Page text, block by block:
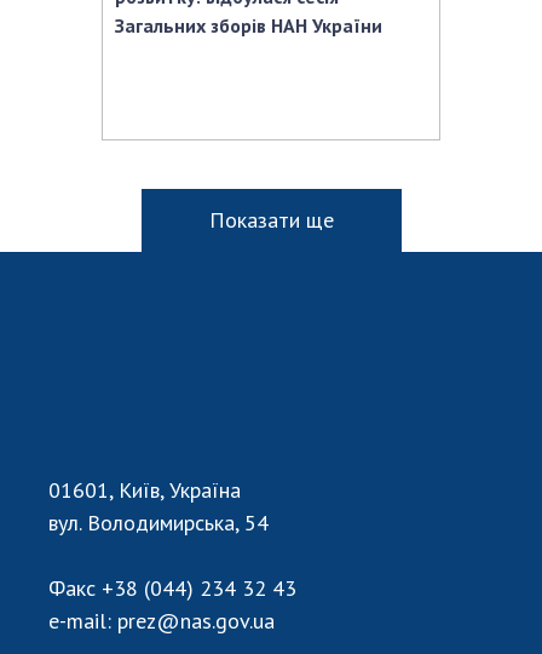
Загальних зборів НАН України
Показати ще
01601, Київ, Україна
вул. Володимирська, 54
Факс +38 (044) 234 32 43
e-mail: prez@nas.gov.ua